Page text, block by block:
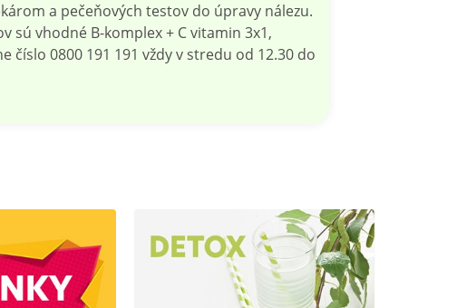
a pečeňových testov do úpravy nálezu.
sú vhodné B-komplex + C vitamin 3x1,
0800 191 191 vždy v stredu od 12.30 do